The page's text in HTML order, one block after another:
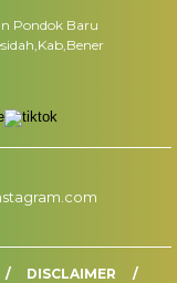
Pondok Baru
DISCLAIMER